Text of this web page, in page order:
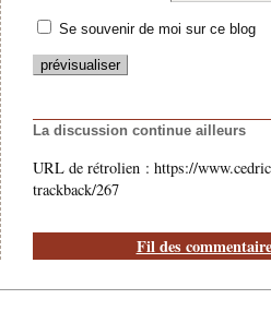
Se souvenir de moi sur ce blog
La discussion continue ailleurs
URL de rétrolien : https://
trackback/267
Fil des